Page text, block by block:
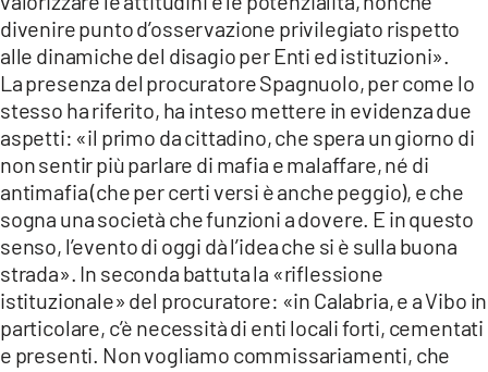
divenire punto d’osservazione privilegiato rispetto
alle dinamiche del disagio per Enti ed istituzioni».
La presenza del procuratore Spagnuolo, per come lo
stesso ha riferito, ha inteso mettere in evidenza due
aspetti: «il primo da cittadino, che spera un giorno di
non sentir più parlare di mafia e malaffare, né di
antimafia (che per certi versi è anche peggio), e che
sogna una società che funzioni a dovere. E in questo
senso, l’evento di oggi dà l’idea che si è sulla buona
strada». In seconda battuta la «riflessione
istituzionale» del procuratore: «in Calabria, e a Vibo in
particolare, c’è necessità di enti locali forti, cementati
e presenti. Non vogliamo commissariamenti, che